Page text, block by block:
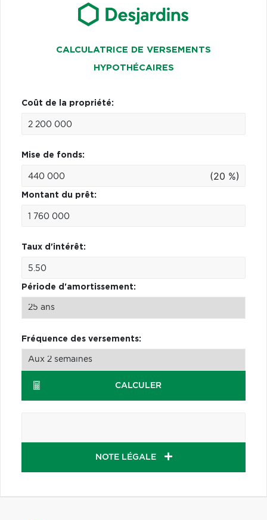
CALCULATRICE DE VERSEMENTS
HYPOTHÉCAIRES
Coût de la propriété:
Mise de fonds:
(20 %)
Montant du prêt:
Taux d'intérêt:
Période d'amortissement:
Fréquence des versements:
CALCULER
NOTE LÉGALE